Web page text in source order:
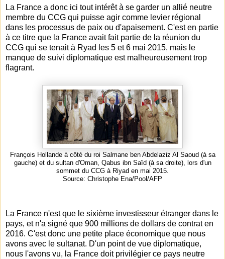
La France a donc ici tout intérêt à se garder un allié neutre
membre du CCG qui puisse agir comme levier régional
dans les processus de paix ou d'apaisement. C'est en partie
à ce titre que la France avait fait partie de la réunion du
CCG qui se tenait à Ryad les 5 et 6 mai 2015, mais le
manque de suivi diplomatique est malheureusement trop
flagrant.
François Hollande à côté du roi Salmane ben Abdelaziz Al Saoud (à sa
gauche) et du sultan d'Oman, Qabus ibn Saïd (à sa droite), lors d'un
sommet du CCG à Riyad en mai 2015.
Source: Christophe Ena/Pool/AFP
La France n'est que le sixième investisseur étranger dans le
pays, et n'a signé que 900 millions de dollars de contrat en
2016. C'est donc une petite place économique que nous
avons avec le sultanat. D'un point de vue diplomatique,
nous l'avons vu, la France doit privilégier ce pays neutre